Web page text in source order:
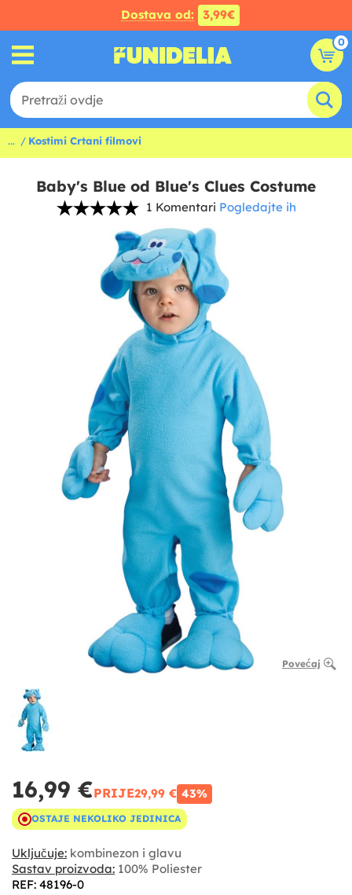
Dostava od: 3,99€
0
... Kostimi Crtani filmovi
Baby's Blue od Blue's Clues Costume
1 Komentari Pogledajte ih
Povećaj
16,99 €PRIJE29,99 € 43%
OSTAJE NEKOLIKO JEDINICA
Uključuje: kombinezon i glavu
Sastav proizvoda: 100% Poliester
REF: 48196-0